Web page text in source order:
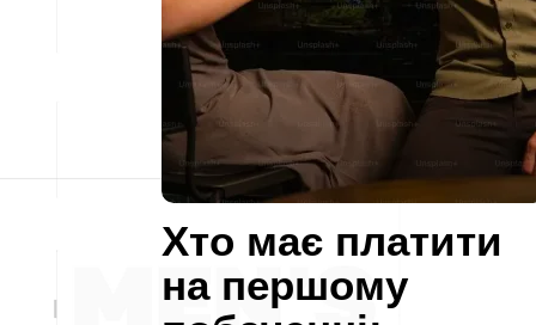
Хто має платити
на першому